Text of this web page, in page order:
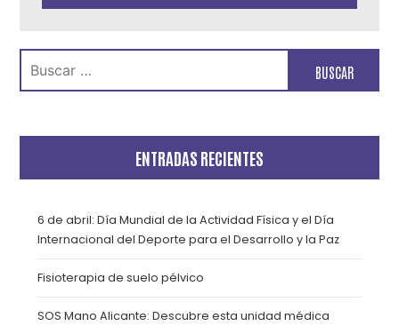
Buscar:
ENTRADAS RECIENTES
6 de abril: Día Mundial de la Actividad Física y el Día
Internacional del Deporte para el Desarrollo y la Paz
Fisioterapia de suelo pélvico
SOS Mano Alicante: Descubre esta unidad médica